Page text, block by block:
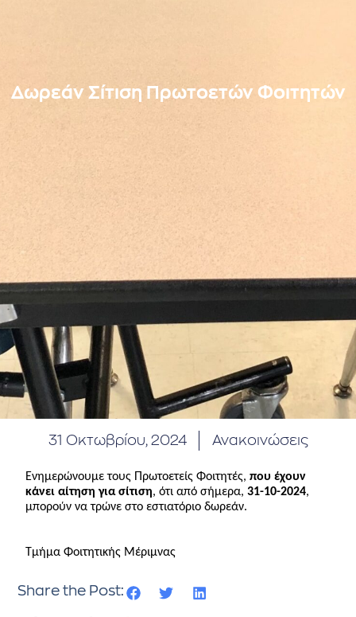
Δωρεάν Σίτιση Πρωτοετών Φοιτητών
31 Οκτωβρίου, 2024 Ανακοινώσεις
Ενημερώνουμε τους Πρωτοετείς Φοιτητές,που έχουν
κάνει αίτηση για σίτιση, ότι από σήμερα,31-10-2024,
μπορούν να τρώνε στο εστιατόριο δωρεάν.
Τμήμα Φοιτητικής Μέριμνας
Share the Post: